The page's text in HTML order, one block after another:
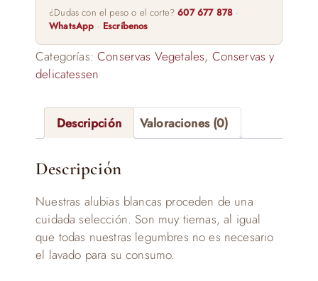
¿Dudas con el peso o el corte?607 677 878 ·
WhatsApp · Escríbenos
Categorías:Conservas Vegetales, Conservas y
delicatessen
Descripción Valoraciones (0)
Descripción
Nuestras alubias blancas proceden de una
cuidada selección. Son muy tiernas, al igual
que todas nuestras legumbres no es necesario
el lavado para su consumo.